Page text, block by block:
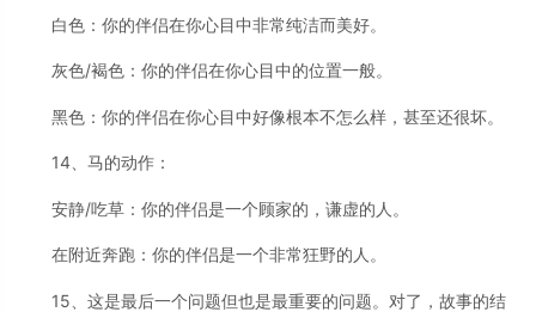
白色：你的伴侣在你心目中非常纯洁而美好。
灰色/褐色：你的伴侣在你心目中的位置一般。
黑色：你的伴侣在你心目中好像根本不怎么样，甚至还很坏。
14、马的动作：
安静/吃草：你的伴侣是一个顾家的，谦虚的人。
在附近奔跑：你的伴侣是一个非常狂野的人。
15、这是最后一个问题但也是最重要的问题。对了，故事的结